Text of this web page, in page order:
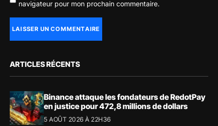
navigateur pour mon prochain commentaire.
ARTICLES RÉCENTS
Binance attaque les fondateurs de RedotPay
en justice pour 472,8 millions de dollars
5 AOÛT 2026 À 22H36